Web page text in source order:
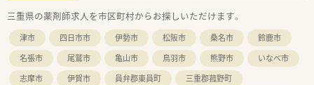
三重県の薬剤師求人を市区町村からお探しいただけます。
津市 四日市市 伊勢市 松阪市 桑名市
鈴鹿市
名張市
尾鷲市 亀山市 鳥羽市 熊野市
いなべ市
志摩市
伊賀市 員弁郡東員町
三重郡菰野町